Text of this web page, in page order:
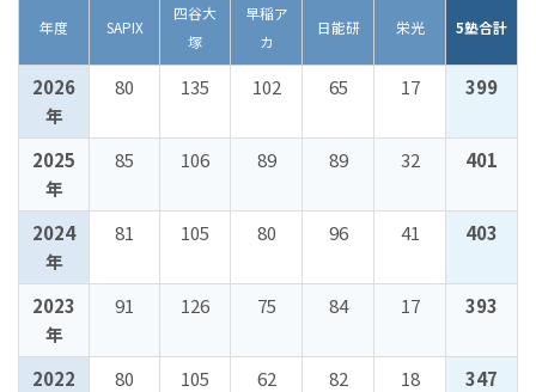
年度 SAPIX
四谷大
塚
早稲ア
カ
日能研 栄光 5塾合計
2026
年
80 135 102 65 17 399
2025
年
85 106 89 89 32 401
2024
年
81 105 80 96 41 403
2023
年
91 126 75 84 17 393
2022
80 105 62 82 18 347